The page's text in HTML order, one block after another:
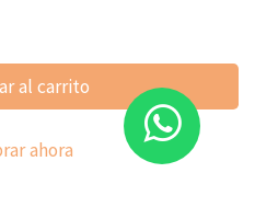
al carrito
ahora